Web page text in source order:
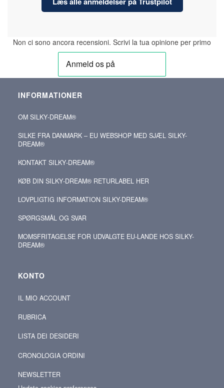
Non ci sono ancora recensioni. Scrivi la tua opinione per primo
INFORMATIONER
OM SILKY‑DREAM®
SILKE FRA DANMARK – EU WEBSHOP MED SJÆL SILKY-
DREAM®
KONTAKT SILKY‑DREAM®
KØB DIN SILKY‑DREAM® RETURLABEL HER
LOVPLIGTIG INFORMATION SILKY-DREAM®
SPØRGSMÅL OG SVAR
MOMSFRITAGELSE FOR UDVALGTE EU-LANDE HOS SILKY-
DREAM®
KONTO
IL MIO ACCOUNT
RUBRICA
LISTA DEI DESIDERI
CRONOLOGIA ORDINI
NEWSLETTER